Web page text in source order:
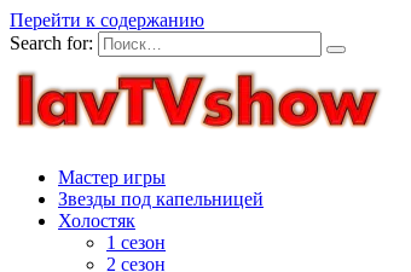
Перейти к содержанию
Search for:
Мастер игры
Звезды под капельницей
Холостяк
1 сезон
2 сезон